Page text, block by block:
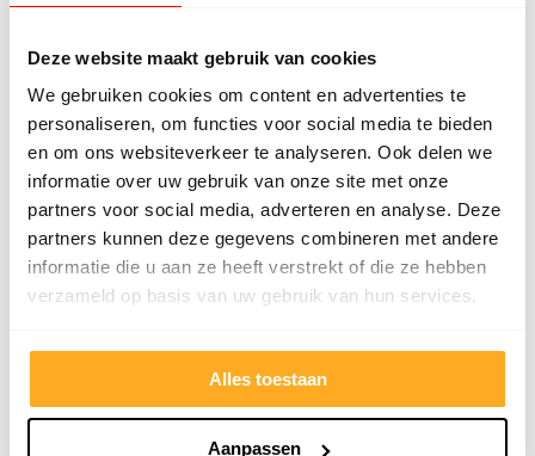
Deze website maakt gebruik van cookies
We gebruiken cookies om content en advertenties te
personaliseren, om functies voor social media te bieden
en om ons websiteverkeer te analyseren. Ook delen we
informatie over uw gebruik van onze site met onze
partners voor social media, adverteren en analyse. Deze
partners kunnen deze gegevens combineren met andere
informatie die u aan ze heeft verstrekt of die ze hebben
verzameld op basis van uw gebruik van hun services.
Alles toestaan
Aanpassen
Valbeveiliging houten vloer
bovenverdieping
Lees verder